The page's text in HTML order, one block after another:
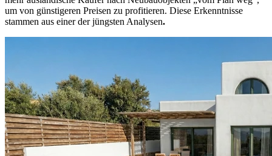
um von günstigeren Preisen zu profitieren. Diese Erkenntnisse
stammen aus einer der jüngsten Analysen.